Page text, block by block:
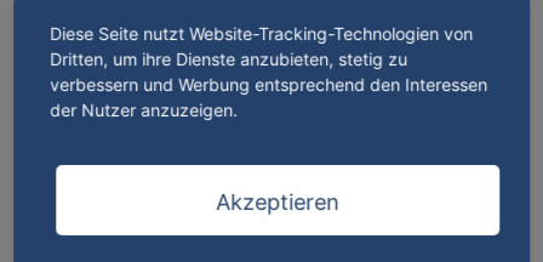
Fliesen und Kacheln
Dachpfannen
Porenbeton/Ytong
Glas
Diese Seite nutzt Website-Tracking-Technologien von
Dritten, um ihre Dienste anzubieten, stetig zu
verbessern und Werbung entsprechend den Interessen
der Nutzer anzuzeigen.
Akzeptieren